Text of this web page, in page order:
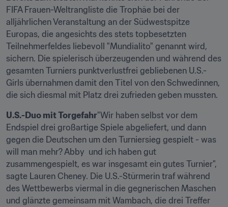
FIFA Frauen-Weltrangliste die Trophäe bei der
alljährlichen Veranstaltung an der Südwestspitze
Europas, die angesichts des stets topbesetzten
Teilnehmerfeldes liebevoll "Mundialito" genannt wird,
sichern. Die spielerisch überzeugenden und während des
gesamten Turniers punktverlustfrei gebliebenen U.S.-
Girls übernahmen damit den Titel von den Schwedinnen,
die sich diesmal mit Platz drei zufrieden geben mussten.
U.S.-Duo mit Torgefahr"Wir haben selbst vor dem
Endspiel drei großartige Spiele abgeliefert, und dann
gegen die Deutschen um den Turniersieg gespielt - was
will man mehr? Abby  und ich haben gut
zusammengespielt, es war insgesamt ein gutes Turnier",
sagte Lauren Cheney. Die U.S.-Stürmerin traf während
des Wettbewerbs viermal in die gegnerischen Maschen
und glänzte gemeinsam mit Wambach, die drei Treffer